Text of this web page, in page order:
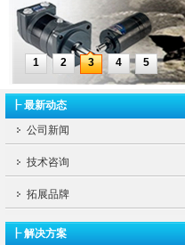
┠ 最新动态
公司新闻
技术咨询
拓展品牌
┠ 解决方案